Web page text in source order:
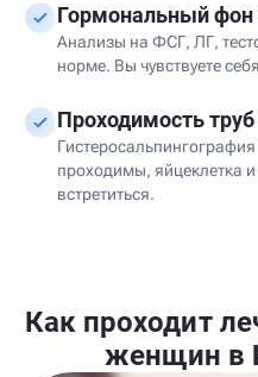
Гормональный
Анализы на ФСГ, ЛГ,
норме. Вы чувствуете
Проходимость
проходимы, яйцеклетка
встретиться.
Как проходит
женщин в